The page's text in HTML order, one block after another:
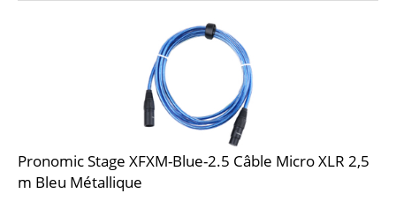
Pronomic Stage XFXM-Blue-2.5 Câble Micro XLR 2,5
m Bleu Métallique